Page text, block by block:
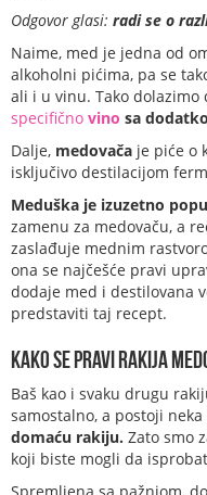
Odgovor glasi: radi se o
Naime, med je jedna od
alkoholni pićima, pa se
ali i u vinu. Tako dolazimo
specifično vino sa
Dalje, medovača je piće o
isključivo destilacijom
Meduška je izuzetno
zamenu za medovaču, a
zaslađuje mednim
ona se najčešće pravi
dodaje med i destilovana
predstaviti taj recept.
Kako se pravi rakija
Baš kao i svaku drugu
samostalno, a postoji neka
domaću rakiju. Zato smo
koji biste mogli da